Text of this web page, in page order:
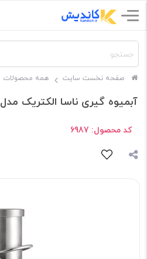
صفحه نخست سایت همه محصولات
آبمیوه گیری ناسا الکتریک مدل NS 918
کد محصول: 6987